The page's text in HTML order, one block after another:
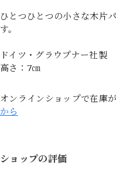
ひとつひとつの小さな木片
す。
ドイツ・グラウプナー社製
高さ：7㎝
オンラインショップで在庫
から
ショップの評価